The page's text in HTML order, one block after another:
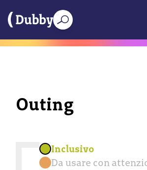
Outing
Inclusivo
Da usare con